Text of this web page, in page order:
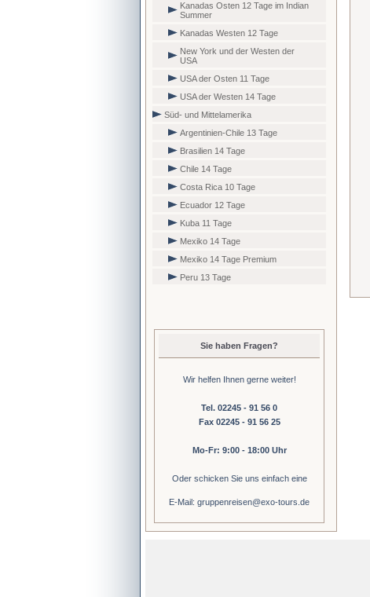
Kanadas Osten 12 Tage im Indian
Summer
Kanadas Westen 12 Tage
New York und der Westen der
USA
USA der Osten 11 Tage
USA der Westen 14 Tage
Süd- und Mittelamerika
Argentinien-Chile 13 Tage
Brasilien 14 Tage
Chile 14 Tage
Costa Rica 10 Tage
Ecuador 12 Tage
Kuba 11 Tage
Mexiko 14 Tage
Mexiko 14 Tage Premium
Peru 13 Tage
Sie haben Fragen?
Wir helfen Ihnen gerne weiter!
Tel. 02245 - 91 56 0
Fax 02245 - 91 56 25
Mo-Fr: 9:00 - 18:00 Uhr
Oder schicken Sie uns einfach eine
E-Mail: gruppenreisen@exo-tours.de